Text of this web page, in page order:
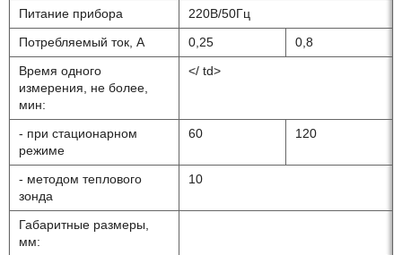
Питание прибора
220В/50Гц
Потребляемый ток, А
0,25
0,8
Время одного
измерения, не более,
мин:
</ td>
- при стационарном
режиме
60 120
- методом теплового
зонда
10
Габаритные размеры,
мм: